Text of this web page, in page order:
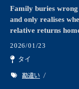
Family buries
and only realises
relative returns
2026/01/23
タイ
勘違い